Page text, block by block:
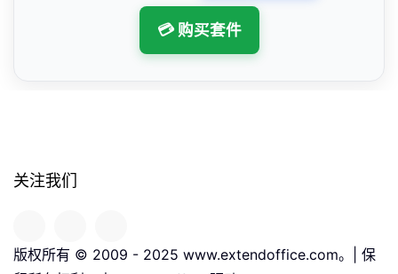
💳 购买套件
关注我们
版权所有 © 2009 - 2025 www.extendoffice.com。| 保